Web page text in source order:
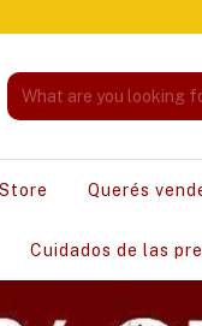
Querés
Cuidados de las